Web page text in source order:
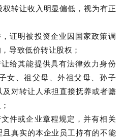
转让收入明显偏低，视为有正
，证明被投资企业因国家政策调
导致低价转让股权；
让给其能提供具有法律效力身份
女、祖父母、外祖父母、孙子
对转让人承担直接抚养或者赡
文件或企业章程规定，并有相关
真实的本企业员工持有的不能